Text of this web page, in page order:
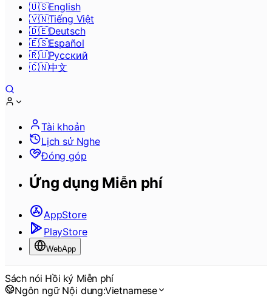
🇺🇸English
🇻🇳Tiếng Việt
🇩🇪Deutsch
🇪🇸Español
🇷🇺Pусский
🇨🇳中文
Tài khoản
Lịch sử Nghe
Đóng góp
Ứng dụng Miễn phí
AppStore
PlayStore
WebApp
Sách nói Hồi ký Miễn phí
Ngôn ngữ Nội dung:Vietnamese